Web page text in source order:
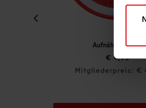
Aufnäher "Retro"
Mitgliederpreis: € 4,46